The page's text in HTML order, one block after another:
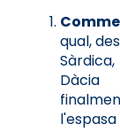
qual,
Dàcia
l'espasa